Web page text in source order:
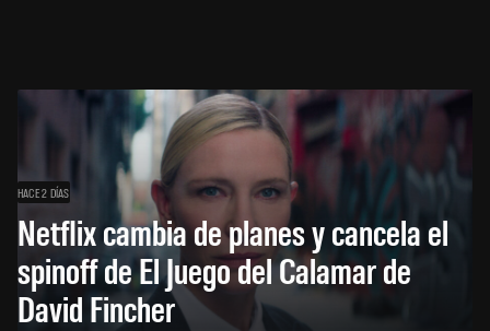
HACE 2 DÍAS
Netflix cambia de planes y cancela el
spinoff de El Juego del Calamar de
David Fincher